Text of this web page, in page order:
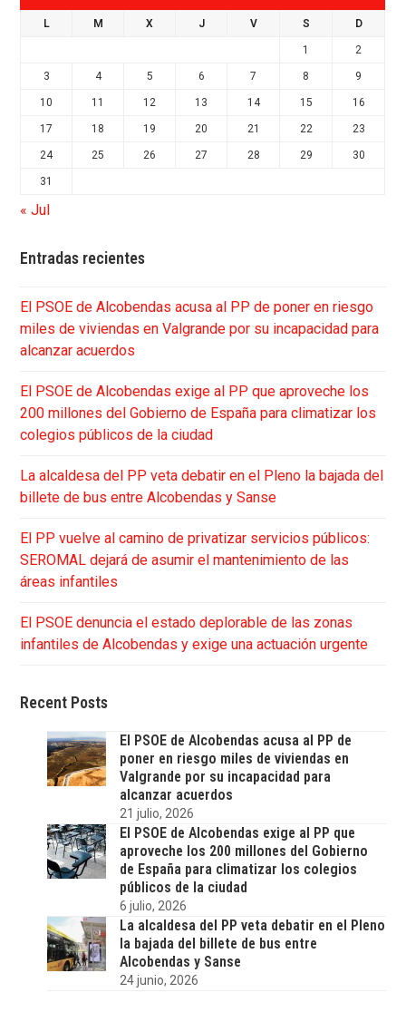
L M X J V S D
1 2
3 4 5 6 7 8 9
10 11 12 13 14 15 16
17 18 19 20 21 22 23
24 25 26 27 28 29 30
31
« Jul
Entradas recientes
El PSOE de Alcobendas acusa al PP de poner en riesgo
miles de viviendas en Valgrande por su incapacidad para
alcanzar acuerdos
El PSOE de Alcobendas exige al PP que aproveche los
200 millones del Gobierno de España para climatizar los
colegios públicos de la ciudad
La alcaldesa del PP veta debatir en el Pleno la bajada del
billete de bus entre Alcobendas y Sanse
El PP vuelve al camino de privatizar servicios públicos:
SEROMAL dejará de asumir el mantenimiento de las
áreas infantiles
El PSOE denuncia el estado deplorable de las zonas
infantiles de Alcobendas y exige una actuación urgente
Recent Posts
El PSOE de Alcobendas acusa al PP de
poner en riesgo miles de viviendas en
Valgrande por su incapacidad para
alcanzar acuerdos
21 julio, 2026
El PSOE de Alcobendas exige al PP que
aproveche los 200 millones del Gobierno
de España para climatizar los colegios
públicos de la ciudad
6 julio, 2026
La alcaldesa del PP veta debatir en el Pleno
la bajada del billete de bus entre
Alcobendas y Sanse
24 junio, 2026